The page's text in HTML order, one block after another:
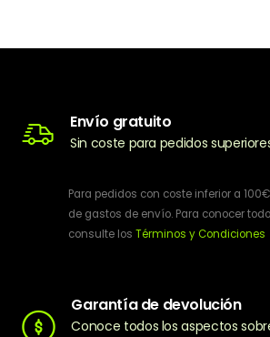
Envío gratuito
Sin coste para pedidos
Para pedidos con coste inferior a
de gastos de envío. Para conocer
consulte los Términos y Condiciones
Garantía de devolución
Conoce todos los aspectos